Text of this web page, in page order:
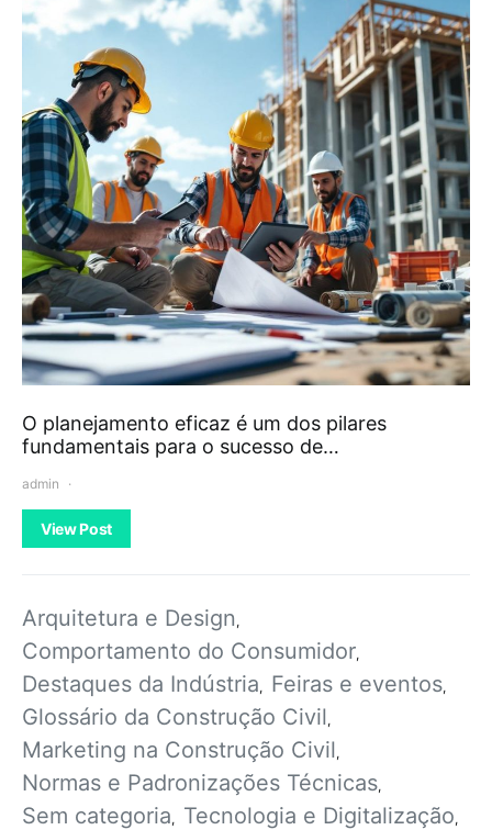
O planejamento eficaz é um dos pilares
fundamentais para o sucesso de…
admin
View Post
Arquitetura e Design
Comportamento do Consumidor
Destaques da Indústria Feiras e eventos
Glossário da Construção Civil
Marketing na Construção Civil
Normas e Padronizações Técnicas
Sem categoria Tecnologia e Digitalização